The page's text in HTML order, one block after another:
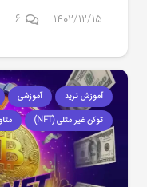
۱۴۰۲/۱۲/۱۵ ۶
آموزش ترید آموزشی
توکن غیر مثلی (NFT)